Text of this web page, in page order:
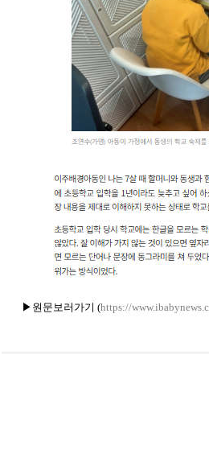
▶원문보러가기 (https://